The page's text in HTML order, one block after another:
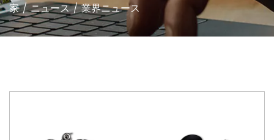
家/ニュース/業界ニュース